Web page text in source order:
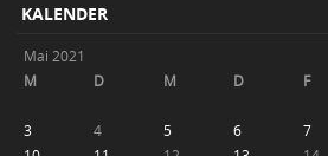
KALENDER
Mai 2021
M
D M D F
3
4 5 6 7